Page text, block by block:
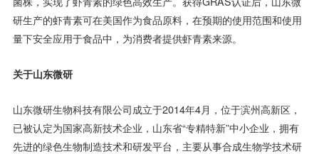
研生产的虾青素可在美国作为食品原料，在预期的使用范围和使用
量下安全应用于食品中，为消费者提供虾青素来源。
关于山东微研
山东微研生物科技有限公司成立于2014年4月，位于滨州高新区，
已被认定为国家高新技术企业，山东省“专精特新”中小企业，拥有
先进的绿色生物制造技术和研发平台，主要从事合成生物学技术研